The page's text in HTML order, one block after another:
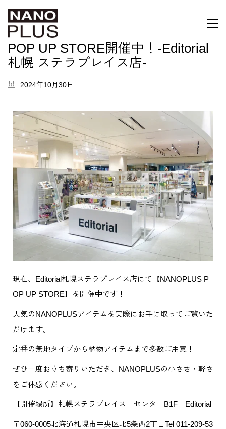
POP UP STORE開催中！‐Editorial
札幌 ステラプレイス店-
2024年10月30日
現在、Editorial札幌ステラプレイス店にて【NANOPLUS P
OP UP STORE】を開催中です！
人気のNANOPLUSアイテムを実際にお手に取ってご覧いた
だけます。
定番の無地タイプから柄物アイテムまで多数ご用意！
ぜひ一度お立ち寄りいただき、NANOPLUSの小ささ・軽さ
をご体感ください。
【開催場所】札幌ステラプレイス センターB1F Editorial
〒060-0005北海道札幌市中央区北5条西2丁目Tel 011-209-53